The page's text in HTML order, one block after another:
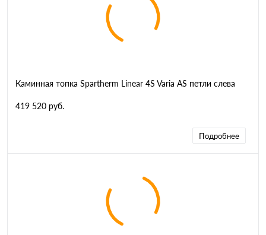
Каминная топка Spartherm Linear 4S Varia AS петли слева
419 520 руб.
Подробнее